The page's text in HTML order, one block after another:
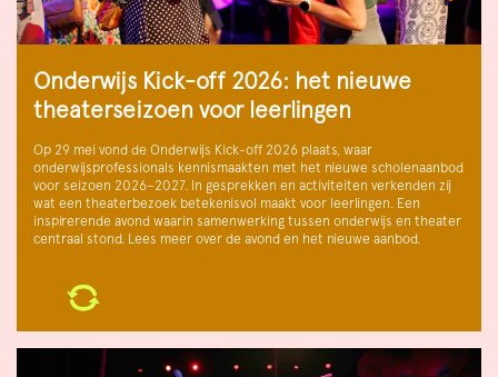
Onderwijs Kick-off 2026: het nieuwe
theaterseizoen voor leerlingen
Op 29 mei vond de Onderwijs Kick-off 2026 plaats, waar
onderwijsprofessionals kennismaakten met het nieuwe scholenaanbod
voor seizoen 2026–2027. In gesprekken en activiteiten verkenden zij
wat een theaterbezoek betekenisvol maakt voor leerlingen. Een
inspirerende avond waarin samenwerking tussen onderwijs en theater
centraal stond. Lees meer over de avond en het nieuwe aanbod.